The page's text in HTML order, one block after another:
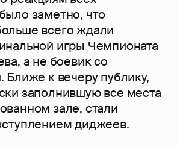
заметно, что
всего ждали
игры Чемпионата
а не боевик со
Ближе к вечеру публику,
заполнившую все места
зале, стали
диджеев.